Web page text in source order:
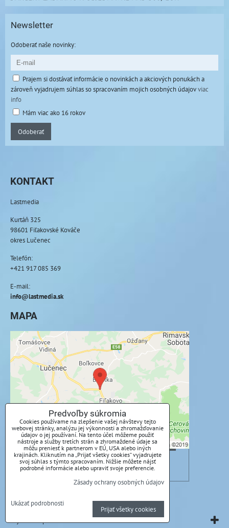
Newsletter
Odoberať naše novinky:
Prajem si dostávať informácie o novinkách a akciových ponukách a
zároveň vyjadrujem súhlas so spracovaním mojich osobných údajovviac
info
Mám viac ako 16 rokov
Odoberať
KONTAKT
Lastmedia
Kurtáň 325
98601 Fiľakovské Kováče
okres Lučenec
Telefón:
+421 917 085 369
E-mail:
info@lastmedia.sk
MAPA
Externý obsah je blokovaný Voľbami
súkromia
Prajete si načítať externý obsah?
Povoliť tentokrát
Povoliť a zapamätať - súhlas s druhom cookie:
Funkčné
Otvoriť obsah v novom okne
Vytvorené pomocou:BiznisWeb.sk
Predvoľby súkromia
Cookies používame na zlepšenie vašej návštevy tejto
webovej stránky, analýzu jej výkonnosti a zhromažďovanie
údajov o jej používaní. Na tento účel môžeme použiť
nástroje a služby tretích strán a zhromaždené údaje sa
môžu preniesť k partnerom v EÚ, USA alebo iných
krajinách. Kliknutím na „Prijať všetky cookies“ vyjadrujete
svoj súhlas s týmto spracovaním. Nižšie môžete nájsť
podrobné informácie alebo upraviť svoje preferencie.
Zásady ochrany osobných údajov
Ukázať podrobnosti
Prijať všetky cookies